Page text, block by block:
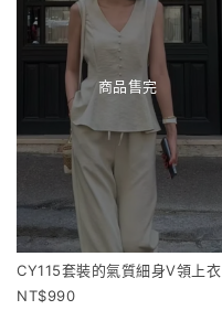
商品售完
CY115套裝的氣質細身V領上衣
990